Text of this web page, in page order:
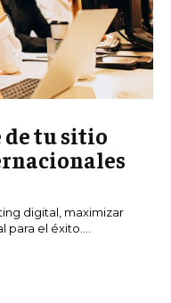
tu sitio
digital, maximizar
para el éxito....